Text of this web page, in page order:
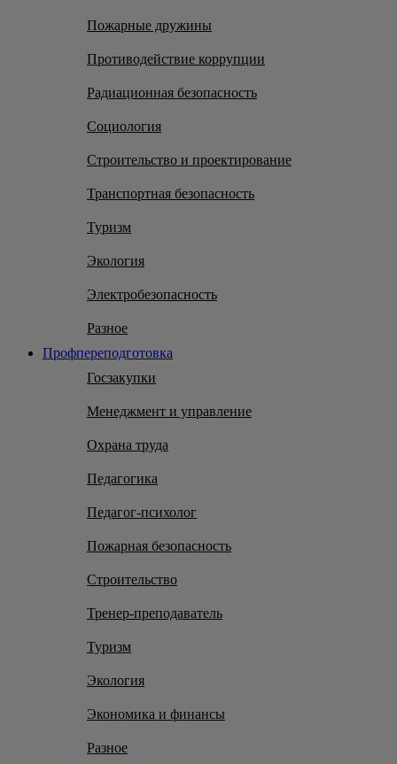
Пожарные дружины
Противодействие коррупции
Радиационная безопасность
Социология
Строительство и проектирование
Транспортная безопасность
Туризм
Экология
Электробезопасность
Разное
Профпереподготовка
Госзакупки
Менеджмент и управление
Охрана труда
Педагогика
Педагог-психолог
Пожарная безопасность
Строительство
Тренер-преподаватель
Туризм
Экология
Экономика и финансы
Разное